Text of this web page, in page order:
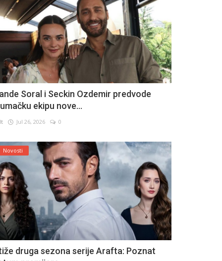
Soral i Seckin Ozdemir predvode
ekipu nove...
Jul 26, 2026 0
Novosti
druga sezona serije Arafta: Poznat